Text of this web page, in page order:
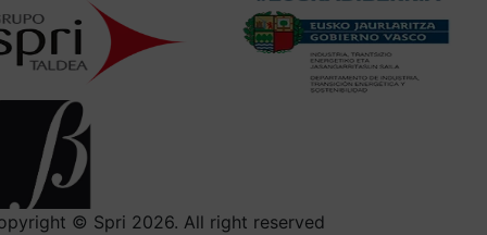
© Spri 2026. All right reserved